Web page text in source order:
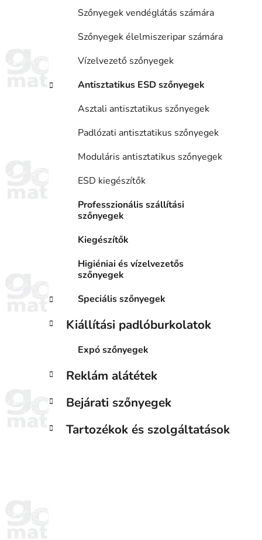
Szőnyegek vendéglátás számára
Szőnyegek élelmiszeripar számára
Vízelvezető szőnyegek
Antisztatikus ESD szőnyegek
Asztali antisztatikus szőnyegek
Padlózati antisztatikus szőnyegek
Moduláris antisztatikus szőnyegek
ESD kiegészítők
Professzionális szállítási
szőnyegek
Kiegészítők
Higiéniai és vízelvezetős
szőnyegek
Speciális szőnyegek
Kiállítási padlóburkolatok
Expó szőnyegek
Reklám alátétek
Bejárati szőnyegek
Tartozékok és szolgáltatások